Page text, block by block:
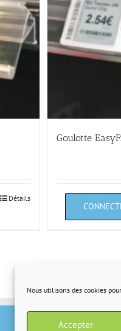
Nous utilisons des cookies
Accepter
Détails
Goulotte